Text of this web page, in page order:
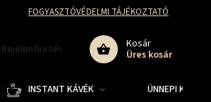
FOGYASZTÓVÉDELMI TÁJÉKOZTATÓ
Kosár
Üres kosár
Bejelentkezés
INSTANT KÁVÉK ÜNNEPI